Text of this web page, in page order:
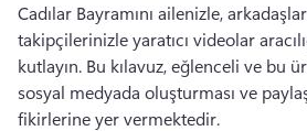
Cadılar Bayramını ailenizle,
takipçilerinizle yaratıcı videolar
kutlayın. Bu kılavuz, eğlenceli ve bu
sosyal medyada oluşturması ve
fikirlerine yer vermektedir.